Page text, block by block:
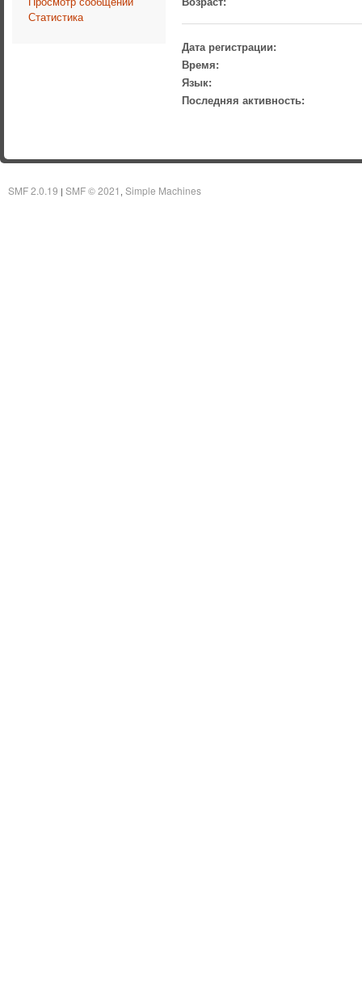
Статистика
Дата регистрации:
Время:
Язык:
Последняя активность:
SMF 2.0.19 | SMF © 2021 Simple Machines